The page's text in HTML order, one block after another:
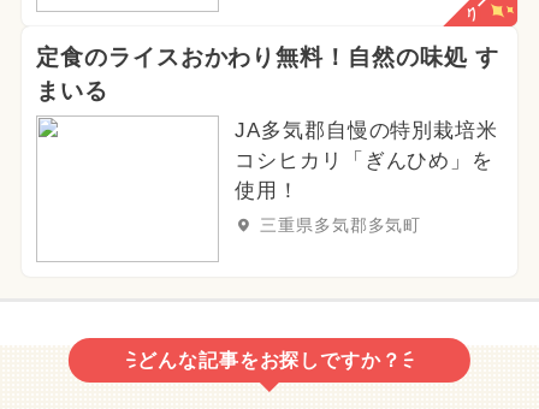
定食のライスおかわり無料！自然の味処 す
まいる
JA多気郡自慢の特別栽培米
コシヒカリ「ぎんひめ」を
使用！
三重県多気郡多気町
どんな記事をお探しですか？